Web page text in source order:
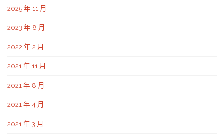
2025 年 11 月
2023 年 8 月
2022 年 2 月
2021 年 11 月
2021 年 8 月
2021 年 4 月
2021 年 3 月